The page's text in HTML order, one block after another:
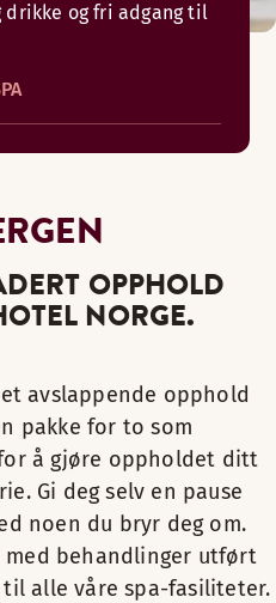
drikke og fri adgang til
OPPHOLD
NORGE.
avslappende opphold
pakke for to som
å gjøre oppholdet ditt
Gi deg selv en pause
noen du bryr deg om.
behandlinger utført
til alle våre spa-fasiliteter.